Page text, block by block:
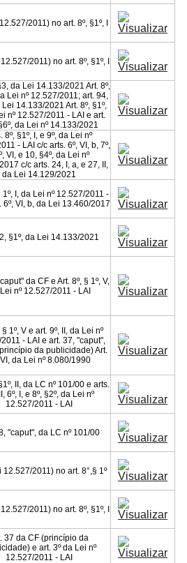
2011) no art. 8º, §1º, I
2011) no art. 8º, §1º, I
da Lei 14.133/2021 Art. 8º,
Lei nº 12.527/2011; art. 94,
Lei 14.133/2021 Art. 8º, §1º,
nº 12.527/2011 - LAI e art.
da Lei nº 14.133/2021
8º, §1º, I, e 9º, da Lei nº
- LAI c/c arts. 6º, VI, b, 7º,
VI, e 10, §4º, da Lei nº
c/c arts. 24, I, a, e 27, II,
da Lei 14.129/2021
1º, I, da Lei nº 12.527/2011 -
6º, VI, b, da Lei 13.460/2017
§1º, da Lei 14.133/2021
da CF e Art. 8º, § 1º, V,
nº 12.527/2011 - LAI
§ 1º, V e art. 9º, II, da Lei nº
- LAI e art. 37, "caput",
da publicidade) Art.
VI, da Lei nº 8.080/1990
II, da LC nº 101/00 e arts.
6º, I, e 8º, §2º, da Lei nº
12.527/2011 - LAI
"caput", da LC nº 101/00
12.527/2011) no art. 8°,§ 1º
2011) no art. 8º, §1º, I
37 da CF (princípio da
e art. 3º da Lei nº
12.527/2011 - LAI